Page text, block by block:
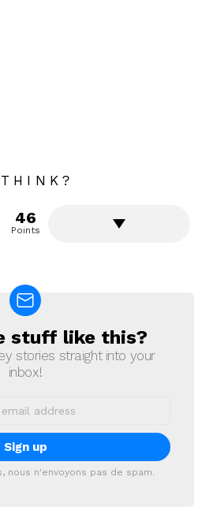
46
Points
stuff like this?
stories straight into your
inbox!
nous n'envoyons pas de spam.